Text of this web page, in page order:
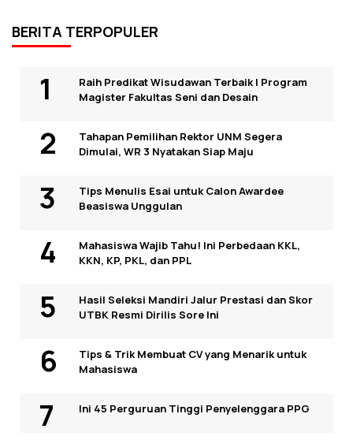
BERITA TERPOPULER
Raih Predikat Wisudawan Terbaik I Program
Magister Fakultas Seni dan Desain
Tahapan Pemilihan Rektor UNM Segera
Dimulai, WR 3 Nyatakan Siap Maju
Tips Menulis Esai untuk Calon Awardee
Beasiswa Unggulan
Mahasiswa Wajib Tahu! Ini Perbedaan KKL,
KKN, KP, PKL, dan PPL
Hasil Seleksi Mandiri Jalur Prestasi dan Skor
UTBK Resmi Dirilis Sore Ini
Tips & Trik Membuat CV yang Menarik untuk
Mahasiswa
Ini 45 Perguruan Tinggi Penyelenggara PPG